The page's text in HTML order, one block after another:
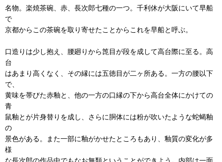
名物。楽焼茶碗、赤、長次郎七種の一つ。千利休が大阪にいて早船
で
京都からこの茶碗を取り寄せたことからこれを早船と呼ぶ。
口造りは少し抱え、腰廻りから箆目が段を成して高台際に至る。高
台
はあまり高くなく、その縁には五徳目が二ヶ所ある。一方の腰以下
で、
黄味を帯びた赤釉と、他の一方の口縁の下から高台全体にかけての
青
鼠釉とが片身替りを成し、さらに胴体には粉が吹いたような蛇蝎釉
の
景色がある。また一部に釉がかせたところもあり、釉質の変化が多
様
な長次郎の作品中でもなお無類ということができよう。内部は一面